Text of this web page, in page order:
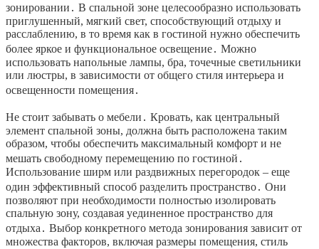
зонировании․ В спальной зоне целесообразно использовать
приглушенный, мягкий свет, способствующий отдыху и
расслаблению, в то время как в гостиной нужно обеспечить
более яркое и функциональное освещение․ Можно
использовать напольные лампы, бра, точечные светильники
или люстры, в зависимости от общего стиля интерьера и
освещенности помещения․
Не стоит забывать о мебели․ Кровать, как центральный
элемент спальной зоны, должна быть расположена таким
образом, чтобы обеспечить максимальный комфорт и не
мешать свободному перемещению по гостиной․
Использование ширм или раздвижных перегородок – еще
один эффективный способ разделить пространство․ Они
позволяют при необходимости полностью изолировать
спальную зону, создавая уединенное пространство для
отдыха․ Выбор конкретного метода зонирования зависит от
множества факторов, включая размеры помещения, стиль